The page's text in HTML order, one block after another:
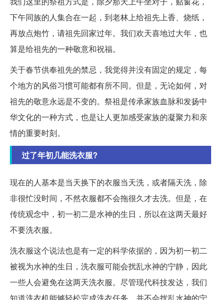
下午同族的人集合在一起，到老林上给祖先上香、烧纸，
再放点炮竹，请祖先回家过年。我们欢天喜地过大年，也
算是给祖先的一种敬意和祝福。
关于春节供奉祖先的禁忌，我觉得并没有固定的规定，每
个地方的风俗习惯可能都有所不同。但是，无论如何，对
祖先的敬意永远是不变的。祭祖是传承家族血脉和发扬中
华文化的一种方式，也是让人更加感受家族的凝聚力和亲
情的重要时刻。
过了年初几能洗衣服?
现在的人基本是当天换下的衣服当天洗，或者隔天洗，除
非很忙没时间，不然衣服都不会拖很久才去洗。但是，在
传统观念中，初一初二是水神的生日，所以在这两天最好
不要洗衣服。
洗衣服这个说法也是有一定的科学依据的，因为初一初二
被视为水神的生日，洗衣服可能会扰乱水神的宁静，因此
一些人会避免在这两天洗衣服。尽管现代科技发达，我们
知道洗衣机能够轻松完成洗衣任务，并不会扰乱水神的宁